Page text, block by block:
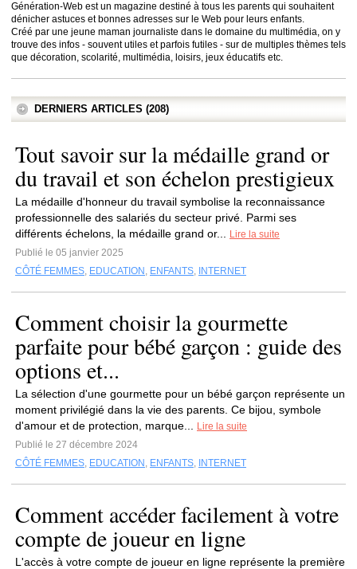
Génération-Web est un magazine destiné à tous les parents qui souhaitent
dénicher astuces et bonnes adresses sur le Web pour leurs enfants.
Créé par une jeune maman journaliste dans le domaine du multimédia, on y
trouve des infos - souvent utiles et parfois futiles - sur de multiples thèmes tels
que décoration, scolarité, multimédia, loisirs, jeux éducatifs etc.
DERNIERS ARTICLES (208)
Tout savoir sur la médaille grand or
du travail et son échelon prestigieux
La médaille d'honneur du travail symbolise la reconnaissance
professionnelle des salariés du secteur privé. Parmi ses
différents échelons, la médaille grand or...
Lire la suite
Publié le 05 janvier 2025
CÔTÉ FEMMES, EDUCATION , ENFANTS, INTERNET
Comment choisir la gourmette
parfaite pour bébé garçon : guide des
options et...
La sélection d'une gourmette pour un bébé garçon représente un
moment privilégié dans la vie des parents. Ce bijou, symbole
d'amour et de protection, marque...
Lire la suite
Publié le 27 décembre 2024
CÔTÉ FEMMES, EDUCATION , ENFANTS, INTERNET
Comment accéder facilement à votre
compte de joueur en ligne
L'accès à votre compte de joueur en ligne représente la première